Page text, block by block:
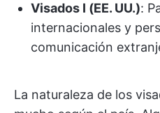
Visados I (EE. UU.):
internacionales y
comunicación
La naturaleza de los